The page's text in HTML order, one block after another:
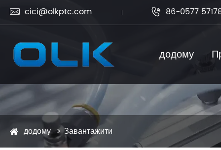
 cici@olkptc.com  86-0577
додому
додому Завантажити